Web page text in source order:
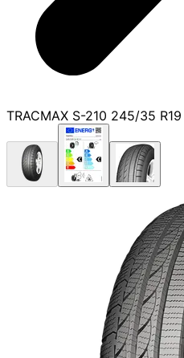
TRACMAX S-210 245/35